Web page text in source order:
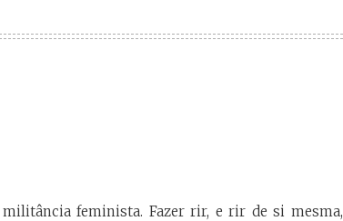
feminista. Fazer rir, e rir de si mesma,